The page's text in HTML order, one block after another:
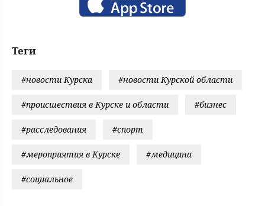
Теги
#новости Курска #новости Курской области
#происшествия в Курске и области #бизнес
#расследования #спорт
#мероприятия в Курске #медицина
#социальное